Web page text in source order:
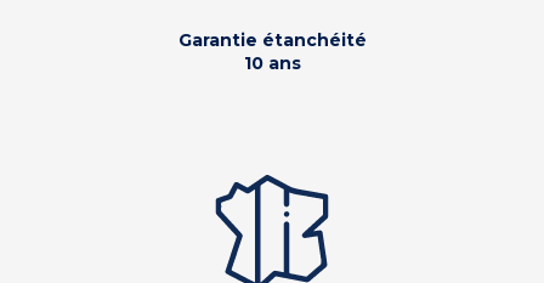
Garantie étanchéité
10 ans